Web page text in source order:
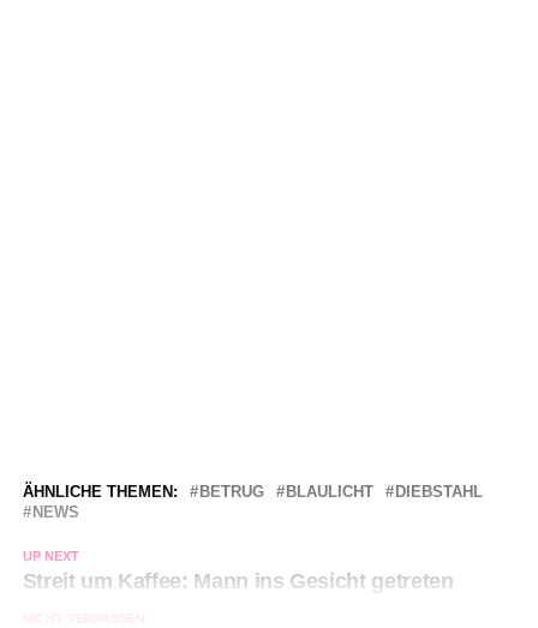
ÄHNLICHE THEMEN: BETRUG BLAULICHT
DIEBSTAHL
NEWS
UP NEXT
Streit um Kaffee: Mann ins Gesicht getreten